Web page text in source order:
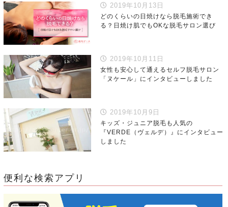
2019年10月13日
どのくらいの日焼けなら脱毛施術でき
る？日焼け肌でもOKな脱毛サロン選び
2019年10月11日
女性も安心して通えるセルフ脱毛サロン
「ヌケール」にインタビューしました
2019年10月9日
キッズ・ジュニア脱毛も人気の
『VERDE（ヴェルデ）』にインタビュー
しました
便利な検索アプリ